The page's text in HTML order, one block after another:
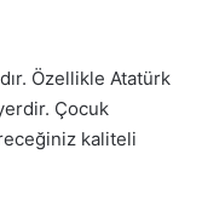
Özellikle Atatürk
Çocuk
kaliteli